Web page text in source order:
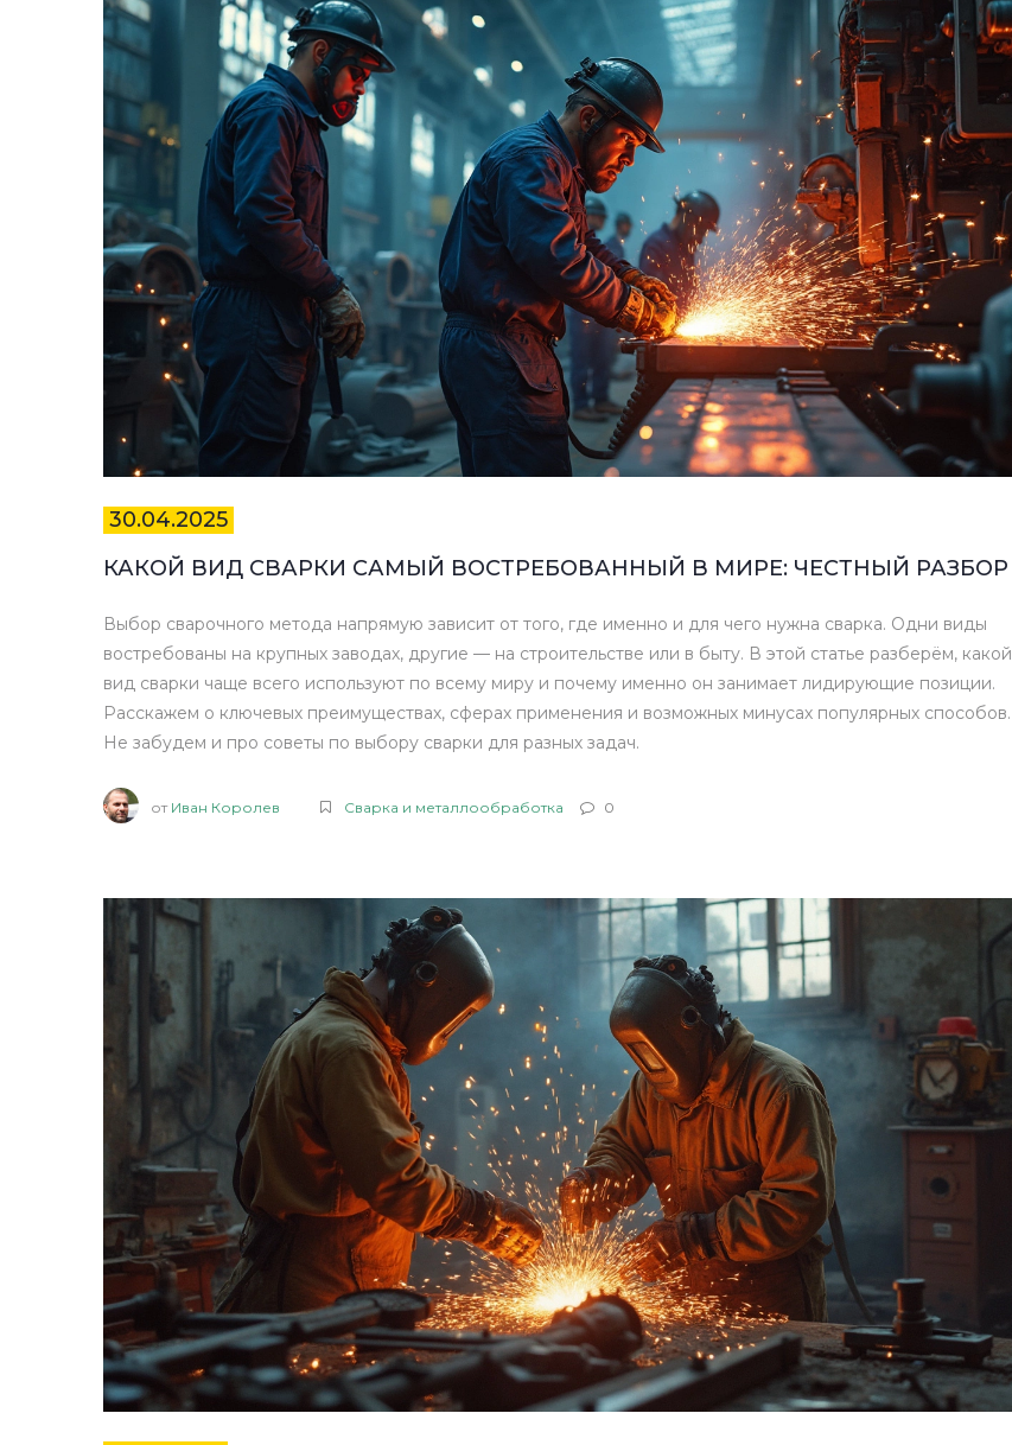
30.04.2025
КАКОЙ ВИД СВАРКИ САМЫЙ ВОСТРЕБОВАННЫЙ В МИРЕ: ЧЕСТНЫЙ РАЗБОР
Выбор сварочного метода напрямую зависит от того, где именно и для чего нужна сварка. Одни виды
востребованы на крупных заводах, другие — на строительстве или в быту. В этой статье разберём, какой
вид сварки чаще всего используют по всему миру и почему именно он занимает лидирующие позиции.
Расскажем о ключевых преимуществах, сферах применения и возможных минусах популярных способов.
Не забудем и про советы по выбору сварки для разных задач.
от Иван Королев Сварка и металлообработка 0